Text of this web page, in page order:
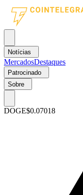
Notícias
MercadosDestaques
Patrocinado
Sobre
DOGE$0.07018